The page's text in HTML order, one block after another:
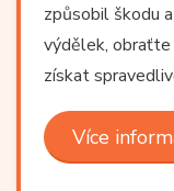
způsobil škodu
výdělek, obraťte
získat
Více